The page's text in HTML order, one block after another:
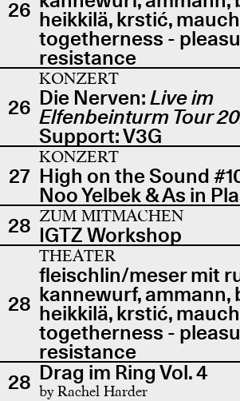
26 heikkilä, krstić,
togetherness -
resistance
26
KONZERT
Die Nerven:Live im
Elfenbeinturm Tour
Support: V3G
27
KONZERT
High on the Sound
Noo Yelbek & As in
28 ZUM MITMACHEN
IGTZ Workshop
28
THEATER
fleischlin/meser mit
kannewurf, ammann,
heikkilä, krstić,
togetherness -
resistance
28 Drag im Ring Vol. 4
by Rachel Harder